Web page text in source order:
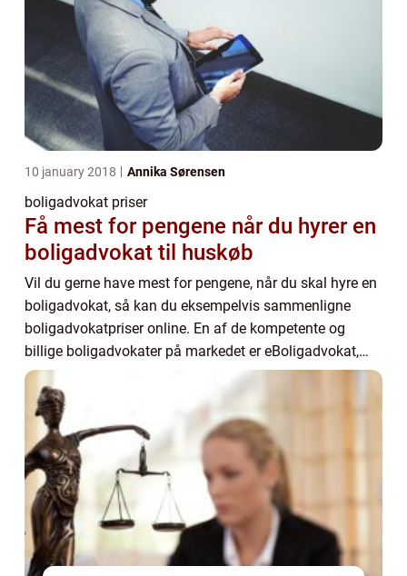
10 january 2018 Annika Sørensen
boligadvokat priser
Få mest for pengene når du hyrer en
boligadvokat til huskøb
Vil du gerne have mest for pengene, når du skal hyre en
boligadvokat, så kan du eksempelvis sammenligne
boligadvokatpriser online. En af de kompetente og
billige boligadvokater på markedet er eBoligadvokat,
som du nemt kan komme i k...